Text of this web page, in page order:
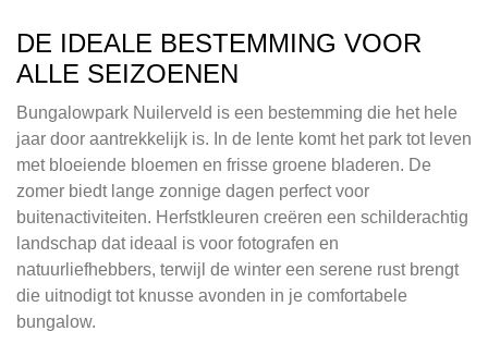
DE IDEALE BESTEMMING VOOR
ALLE SEIZOENEN
Bungalowpark Nuilerveld is een bestemming die het hele
jaar door aantrekkelijk is. In de lente komt het park tot leven
met bloeiende bloemen en frisse groene bladeren. De
zomer biedt lange zonnige dagen perfect voor
buitenactiviteiten. Herfstkleuren creëren een schilderachtig
landschap dat ideaal is voor fotografen en
natuurliefhebbers, terwijl de winter een serene rust brengt
die uitnodigt tot knusse avonden in je comfortabele
bungalow.